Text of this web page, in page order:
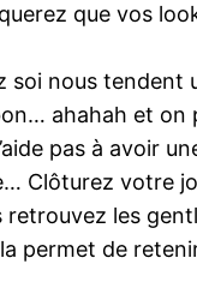
que vos
nous tendent
ahahah et
pas à avoir
Clôturez votre
les
permet de